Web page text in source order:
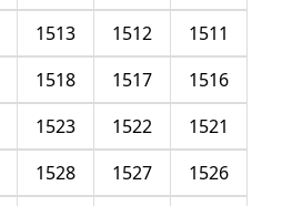
1511
1512
1513
1516
1517
1518
1521
1522
1523
1526
1527
1528